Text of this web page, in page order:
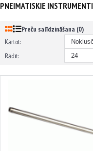
PNEIMATISKIE INSTRUMENTI
Preču salīdzināšana (0)
Kārtot:
Rādīt: